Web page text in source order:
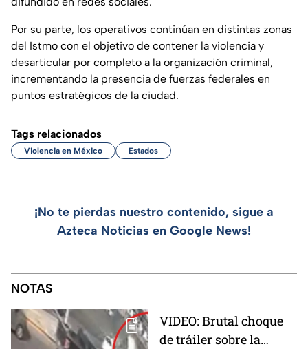
Por su parte, los operativos continúan en distintas zonas
del Istmo con el objetivo de contener la violencia y
desarticular por completo a la organización criminal,
incrementando la presencia de fuerzas federales en
puntos estratégicos de la ciudad.
Tags relacionados
Violencia en México Estados
¡No te pierdas nuestro contenido, sigue a
Azteca Noticias en Google News!
NOTAS
VIDEO: Brutal choque
de tráiler sobre la